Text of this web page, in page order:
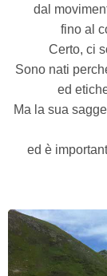
dal
fino al
Certo, ci
Sono nati
ed
Ma la sua
ed è